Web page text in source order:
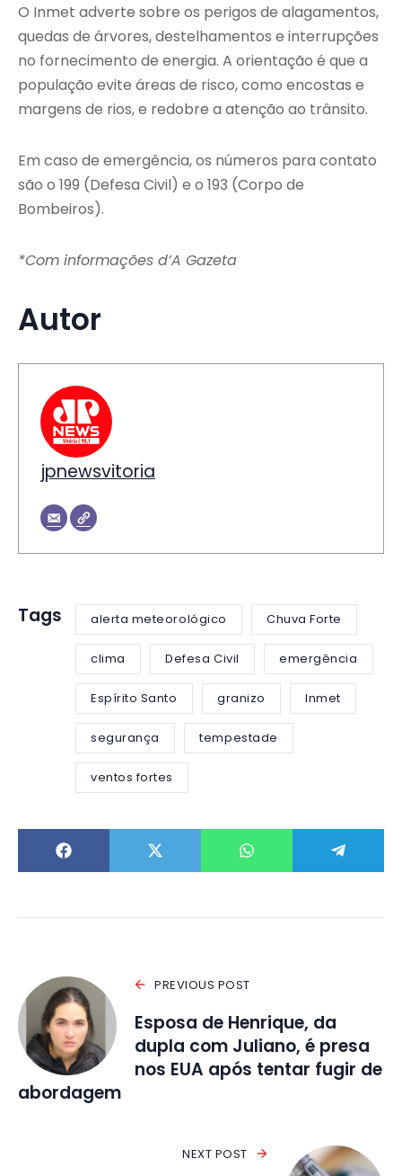
O Inmet adverte sobre os perigos de alagamentos,
quedas de árvores, destelhamentos e interrupções
no fornecimento de energia. A orientação é que a
população evite áreas de risco, como encostas e
margens de rios, e redobre a atenção ao trânsito.
Em caso de emergência, os números para contato
são o 199 (Defesa Civil) e o 193 (Corpo de
Bombeiros).
*Com informações d’A Gazeta
Autor
jpnewsvitoria
Tags alerta meteorológico Chuva Forte
clima Defesa Civil emergência
Espírito Santo granizo Inmet
segurança tempestade
ventos fortes
PREVIOUS POST
Esposa de Henrique, da
dupla com Juliano, é presa
nos EUA após tentar fugir de
abordagem
NEXT POST